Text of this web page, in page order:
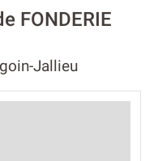
FONDERIE
Jallieu